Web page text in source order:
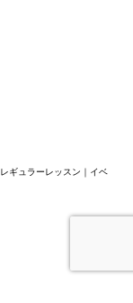
レギュラーレッスン ｜ イベ